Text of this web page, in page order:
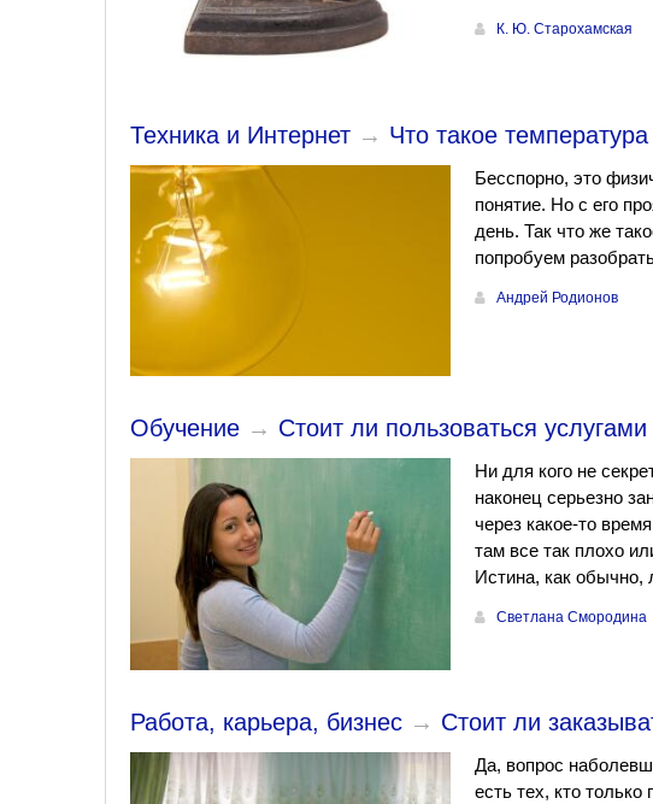
К. Ю. Старохамская
Техника и Интернет → Что такое
Бесспорно, это
понятие. Но с его
день. Так что же
попробуем
Андрей Родионов
Обучение → Стоит ли пользоваться
Ни для кого не
наконец серьезно
через какое-то
там все так плохо
Истина, как обычно,
Светлана Смородина
Работа, карьера, бизнес → Стоит ли
Да, вопрос
есть тех, кто